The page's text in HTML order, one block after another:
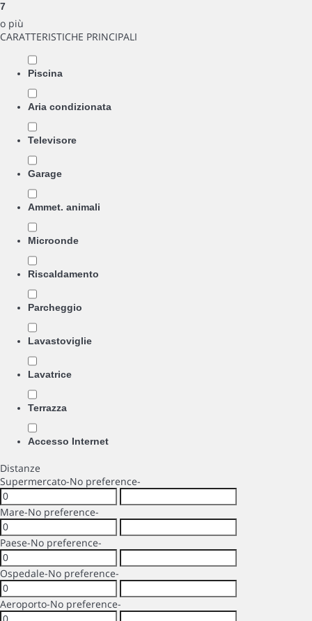
7
o più
CARATTERISTICHE PRINCIPALI
Piscina
Aria condizionata
Televisore
Garage
Ammet. animali
Microonde
Riscaldamento
Parcheggio
Lavastoviglie
Lavatrice
Terrazza
Accesso Internet
Distanze
Supermercato-No preference-
Mare-No preference-
Paese-No preference-
Ospedale-No preference-
Aeroporto-No preference-